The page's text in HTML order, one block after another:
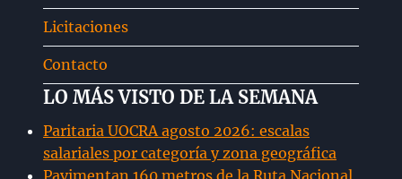
Licitaciones
Contacto
LO MÁS VISTO DE LA SEMANA
Paritaria UOCRA agosto 2026: escalas
salariales por categoría y zona geográfica